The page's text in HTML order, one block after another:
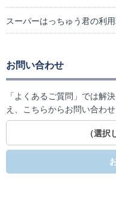
スーパーはっちゅう君の利
お問い合わせ
「よくあるご質問」では解
え、こちらからお問い合わせ
（選択